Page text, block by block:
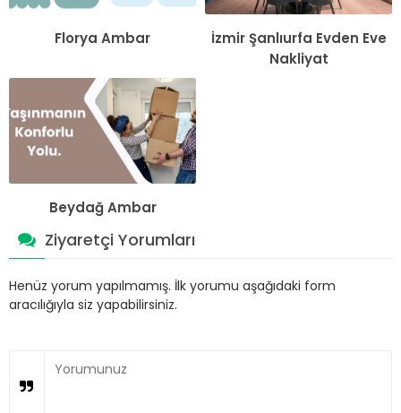
Florya Ambar
İzmir Şanlıurfa Evden Eve
Nakliyat
Beydağ Ambar
Ziyaretçi Yorumları
Henüz yorum yapılmamış. İlk yorumu aşağıdaki form
aracılığıyla siz yapabilirsiniz.